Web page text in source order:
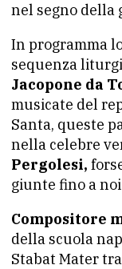
nel segno della
In programma
sequenza
Jacopone da
musicate del
Santa, queste
nella celebre
Pergolesi,
giunte fino a
Compositore
della scuola
Stabat Mater